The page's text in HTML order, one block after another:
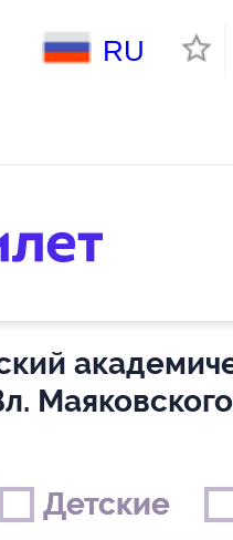
RU
Маяковского
Детские
Детские